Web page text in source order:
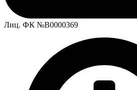
Лиц. ФК №В0000369